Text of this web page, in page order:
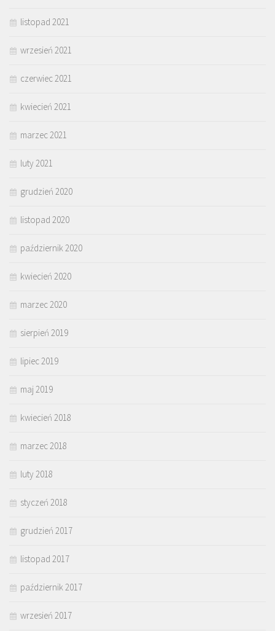
listopad 2021
wrzesień 2021
czerwiec 2021
kwiecień 2021
marzec 2021
luty 2021
grudzień 2020
listopad 2020
październik 2020
kwiecień 2020
marzec 2020
sierpień 2019
lipiec 2019
maj 2019
kwiecień 2018
marzec 2018
luty 2018
styczeń 2018
grudzień 2017
listopad 2017
październik 2017
wrzesień 2017